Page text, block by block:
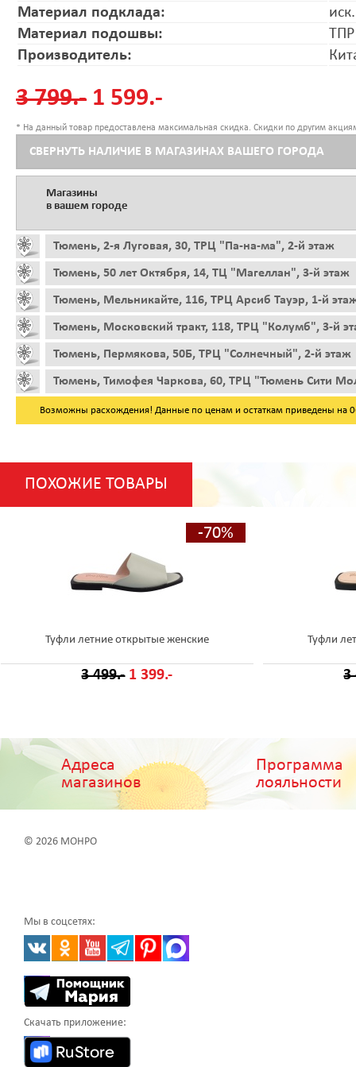
Материал подклада:
Материал подошвы:
ТПР
Производитель:
3 799.- 1 599.-
* На данный товар предоставлена максимальная скидка. Скидки по другим
СВЕРНУТЬ НАЛИЧИЕ В МАГАЗИНАХ ВАШЕГО ГОРОДА
Магазины
в вашем городе
Тюмень, 2-я Луговая, 30, ТРЦ "Па-на-ма", 2-й этаж
Тюмень, 50 лет Октября, 14, ТЦ "Магеллан", 3-й этаж
Тюмень, Мельникайте, 116, ТРЦ Арсиб Тауэр, 1-й
Тюмень, Московский тракт, 118, ТРЦ "Колумб", 3-й
Тюмень, Пермякова, 50Б, ТРЦ "Солнечный", 2-й этаж
Тюмень, Тимофея Чаркова, 60, ТРЦ "Тюмень Сити
Возможны расхождения! Данные по ценам и остаткам приведены на
ПОХОЖИЕ ТОВАРЫ
-70%
Туфли летние открытые женские
3 499.- 1 399.-
Туфли
3
Адреса
магазинов
Программа
лояльности
© 2026 МОНРО
Мы в соцсетях:
Скачать приложение: